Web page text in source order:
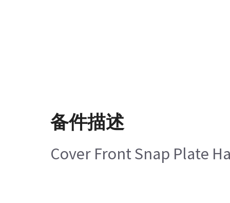
备件描述
Cover Front Snap Plate